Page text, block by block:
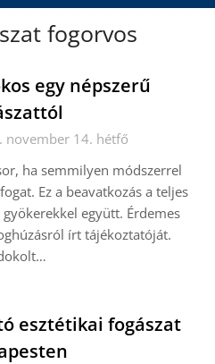
fogorvos
egy népszerű
november 14. hétfő
ha semmilyen módszerrel
Ez a beavatkozás a teljes
együtt. Érdemes
írt tájékoztatóját.
esztétikai fogászat